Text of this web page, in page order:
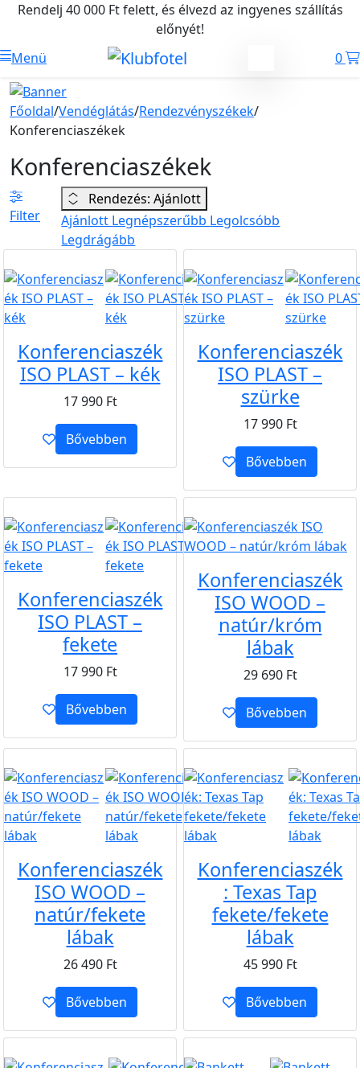
Rendelj 40 000 Ft felett, és élvezd az ingyenes szállítás
előnyét!
Menü
0
Főoldal/Vendéglátás/Rendezvényszékek/
Konferenciaszékek
Konferenciaszékek
Filter
Rendezés: Ajánlott
Ajánlott Legnépszerűbb Legolcsóbb
Legdrágább
Konferenciaszék
ISO PLAST – kék
17 990 Ft
Bővebben
Konferenciaszék
ISO PLAST –
szürke
17 990 Ft
Bővebben
Konferenciaszék
ISO PLAST –
fekete
17 990 Ft
Bővebben
Konferenciaszék
ISO WOOD –
natúr/króm
lábak
29 690 Ft
Bővebben
Konferenciaszék
ISO WOOD –
natúr/fekete
lábak
26 490 Ft
Bővebben
Konferenciaszék
: Texas Tap
fekete/fekete
lábak
45 990 Ft
Bővebben